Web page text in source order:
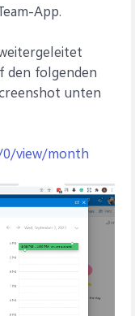
App.
den folgenden
unten
view/month